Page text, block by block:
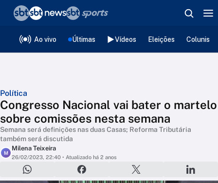
Ao vivo Últimas Vídeos Eleições
Política
Congresso Nacional vai bater o martelo
sobre comissões nesta semana
Semana será definições nas duas Casas; Reforma Tributária
também será discutida
M
Milena Teixeira
26/02/2023, 22:40 • Atualizado há 2 anos
❮voltar
Editorias